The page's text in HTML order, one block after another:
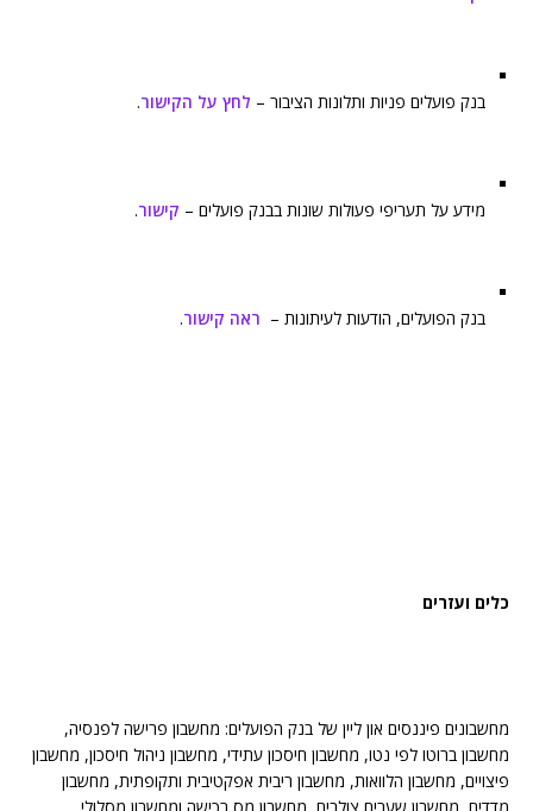
בנק פועלים פניות ותלונות הציבור – לחץ על הקישור.
מידע על תעריפי פעולות שונות בבנק פועלים – קישור.
בנק הפועלים, הודעות לעיתונות – ראה קישור.
כלים ועזרים
מחשבונים פיננסים און ליין של בנק הפועלים: מחשבון פרישה לפנסיה,
מחשבון ברוטו לפי נטו, מחשבון חיסכון עתידי, מחשבון ניהול חיסכון, מחשבון
פיצויים, מחשבון הלוואות, מחשבון ריבית אפקטיבית ותקופתית, מחשבון